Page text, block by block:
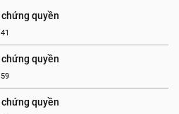
quyền
quyền
quyền